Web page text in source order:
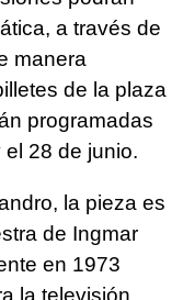
a través de
manera
de la plaza
programadas
28 de junio.
la pieza es
de Ingmar
en 1973